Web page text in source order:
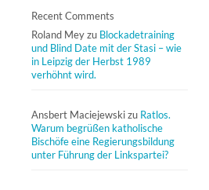
Recent Comments
Roland Meyzu Blockadetraining
und Blind Date mit der Stasi – wie
in Leipzig der Herbst 1989
verhöhnt wird.
Ansbert Maciejewskizu Ratlos.
Warum begrüßen katholische
Bischöfe eine Regierungsbildung
unter Führung der Linkspartei?